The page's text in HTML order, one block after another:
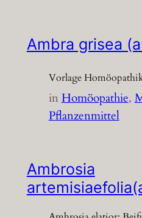
Ambra grisea
Vorlage
inHomöopathie,
Pflanzenmittel
Ambrosia